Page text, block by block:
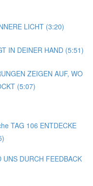
LICHT (3:20)
IN DEINER HAND (5:51)
ZEIGEN AUF, WO
(5:07)
TAG 106 ENTDECKE
DURCH FEEDBACK